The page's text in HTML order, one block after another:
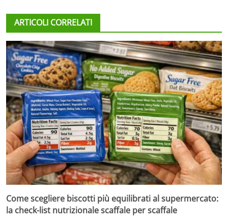
ARTICOLI CORRELATI
Come scegliere biscotti più equilibrati al supermercato:
la check-list nutrizionale scaffale per scaffale